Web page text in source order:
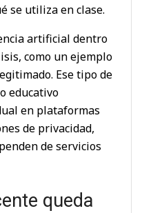
se utiliza en clase.
artificial dentro
como un ejemplo
Ese tipo de
educativo
en plataformas
de privacidad,
de servicios
queda